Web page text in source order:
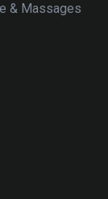
& Massages